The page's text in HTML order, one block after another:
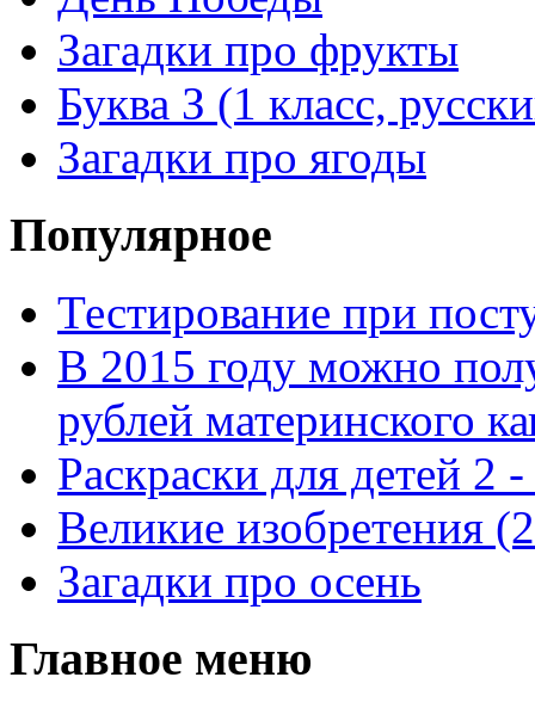
Загадки про фрукты
Буква З (1 класс,
Загадки про ягоды
Популярное
Тестирование при
В 2015 году можно
рублей материнского
Раскраски для детей 2 -
Великие изобретения
Загадки про осень
Главное меню